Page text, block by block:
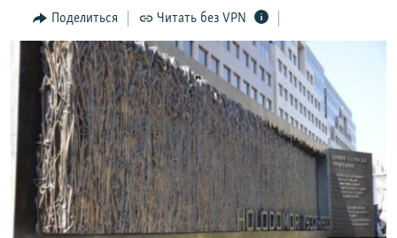
поискуИНФОГРАФИКА
ТЕЛЕПРОЕКТ КРЫМ.РЕАЛИИ
СОВЕТЫ ПРАВОЗАЩИТНИКОВ
ПРОПАВШИЕ БЕЗ ВЕСТИ
ПОБЕДИТЕЛЕЙ НЕ СУДЯТ?
КРЫМ.НЕПОКОРЕННЫЙ
ELIFBE
КАК ОБОЙТИ БЛОКИРОВКУ
Українською
Qırımtatar
ПРИСОЕДИНЯЙТЕСЬ!
Поделиться Читать без VPN